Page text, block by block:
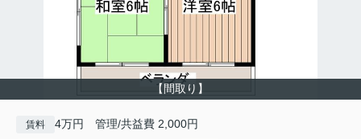
【間取り】
賃料 4万円 管理/共益費 2,000円